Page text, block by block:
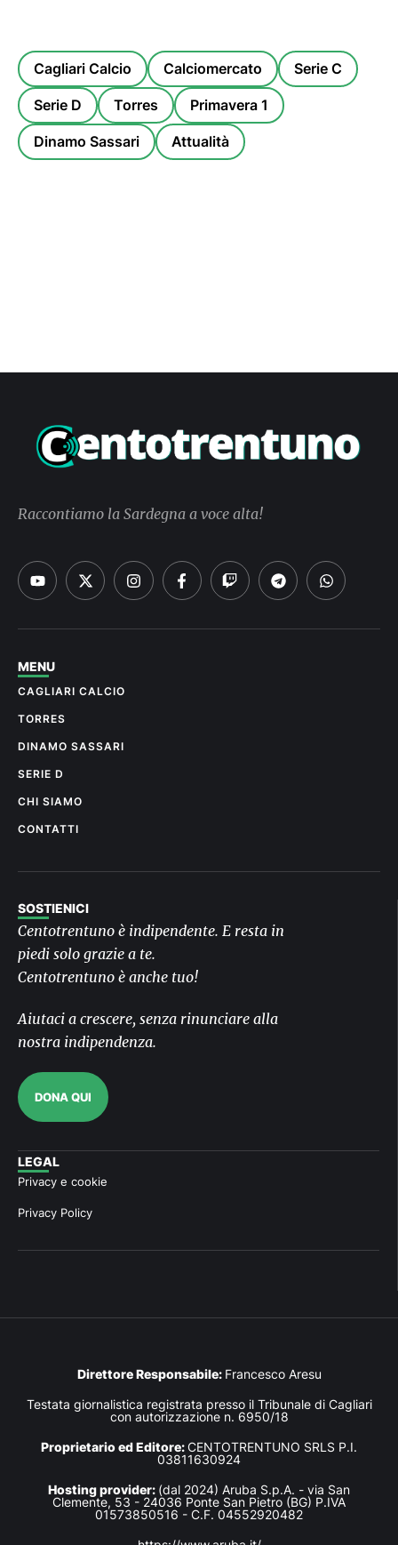
Cagliari Calcio Calciomercato Serie C
Serie D Torres Primavera 1
Dinamo Sassari Attualità
Raccontiamo la Sardegna a voce alta!
MENU
CAGLIARI CALCIO
TORRES
DINAMO SASSARI
SERIE D
CHI SIAMO
CONTATTI
SOSTIENICI
Centotrentuno è indipendente. E resta in
piedi solo grazie a te.
Centotrentuno è anche tuo!
Aiutaci a crescere, senza rinunciare alla
nostra indipendenza.
DONA QUI
LEGAL
Privacy e cookie
Privacy Policy
Direttore Responsabile: Francesco Aresu
Testata giornalistica registrata presso il Tribunale di Cagliari
con autorizzazione n. 6950/18
Proprietario ed Editore:CENTOTRENTUNO SRLS P.I.
03811630924
Hosting provider: (dal 2024) Aruba S.p.A. - via San
Clemente, 53 - 24036 Ponte San Pietro (BG) P.IVA
01573850516 - C.F. 04552920482